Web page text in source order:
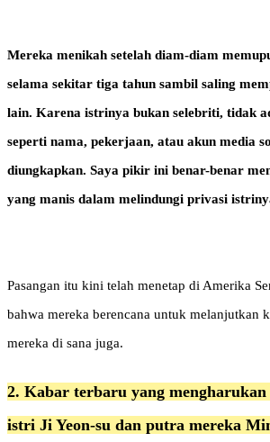
Mereka menikah setelah diam-diam
selama sekitar tiga tahun sambil saling
lain. Karena istrinya bukan selebriti, tidak
seperti nama, pekerjaan, atau akun media
diungkapkan. Saya pikir ini benar-benar
yang manis dalam melindungi privasi
Pasangan itu kini telah menetap di Amerika
bahwa mereka berencana untuk melanjutkan
mereka di sana juga.
2. Kabar terbaru yang mengharukan
istri Ji Yeon-su dan putra mereka